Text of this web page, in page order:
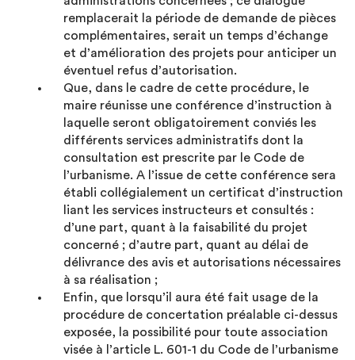
remplacerait la période de demande de pièces
complémentaires, serait un temps d’échange
et d’amélioration des projets pour anticiper un
éventuel refus d’autorisation.
Que, dans le cadre de cette procédure, le
maire réunisse une conférence d’instruction à
laquelle seront obligatoirement conviés les
différents services administratifs dont la
consultation est prescrite par le Code de
l’urbanisme. A l’issue de cette conférence sera
établi collégialement un certificat d’instruction
liant les services instructeurs et consultés :
d’une part, quant à la faisabilité du projet
concerné ; d’autre part, quant au délai de
délivrance des avis et autorisations nécessaires
à sa réalisation ;
Enfin, que lorsqu’il aura été fait usage de la
procédure de concertation préalable ci-dessus
exposée, la possibilité pour toute association
visée à l’article L. 601-1 du Code de l’urbanisme